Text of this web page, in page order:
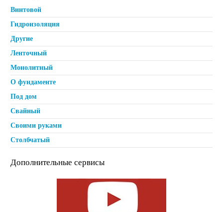
Винтовой
Гидроизоляция
Другие
Ленточный
Монолитный
О фундаменте
Под дом
Свайный
Своими руками
Столбчатый
Дополнительные сервисы